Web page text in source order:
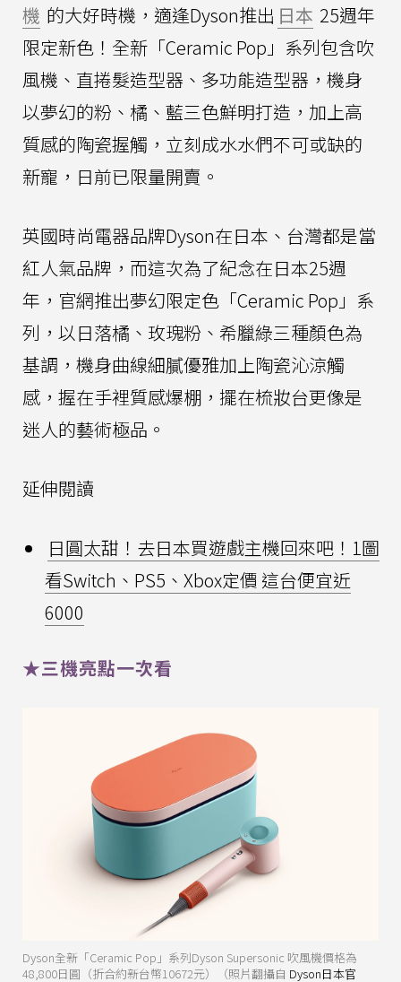
機 的大好時機，適逢Dyson推出 日本 25週年
限定新色！全新「Ceramic Pop」系列包含吹
風機、直捲髮造型器、多功能造型器，機身
以夢幻的粉、橘、藍三色鮮明打造，加上高
質感的陶瓷握觸，立刻成水水們不可或缺的
新寵，日前已限量開賣。
英國時尚電器品牌Dyson在日本、台灣都是當
紅人氣品牌，而這次為了紀念在日本25週
年，官網推出夢幻限定色「Ceramic Pop」系
列，以日落橘、玫瑰粉、希臘綠三種顏色為
基調，機身曲線細膩優雅加上陶瓷沁涼觸
感，握在手裡質感爆棚，擺在梳妝台更像是
迷人的藝術極品。
延伸閱讀
日圓太甜！去日本買遊戲主機回來吧！1圖
看Switch、PS5、Xbox定價 這台便宜近
6000
★三機亮點一次看
Dyson全新「Ceramic Pop」系列Dyson Supersonic 吹風機價格為
48,800日圓（折合約新台幣10672元）（照片翻攝自 Dyson日本官